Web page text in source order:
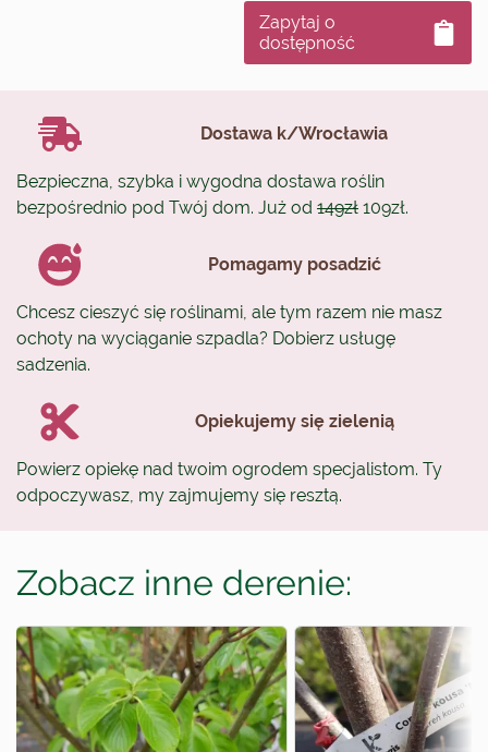
Zapytaj o
dostępność
Dostawa k/Wrocławia
Bezpieczna, szybka i wygodna dostawa roślin
bezpośrednio pod Twój dom. Już od 149zł 109zł.
Pomagamy posadzić
Chcesz cieszyć się roślinami, ale tym razem nie masz
ochoty na wyciąganie szpadla? Dobierz usługę
sadzenia.
Opiekujemy się zielenią
Powierz opiekę nad twoim ogrodem specjalistom. Ty
odpoczywasz, my zajmujemy się resztą.
Zobacz inne derenie: